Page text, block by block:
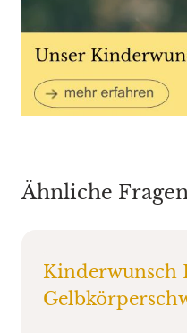
Ähnliche
Kinderwunsch